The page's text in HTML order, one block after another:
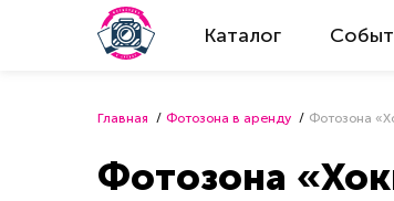
Каталог
Главная Фотозона в аренду Фотозона
Фотозона